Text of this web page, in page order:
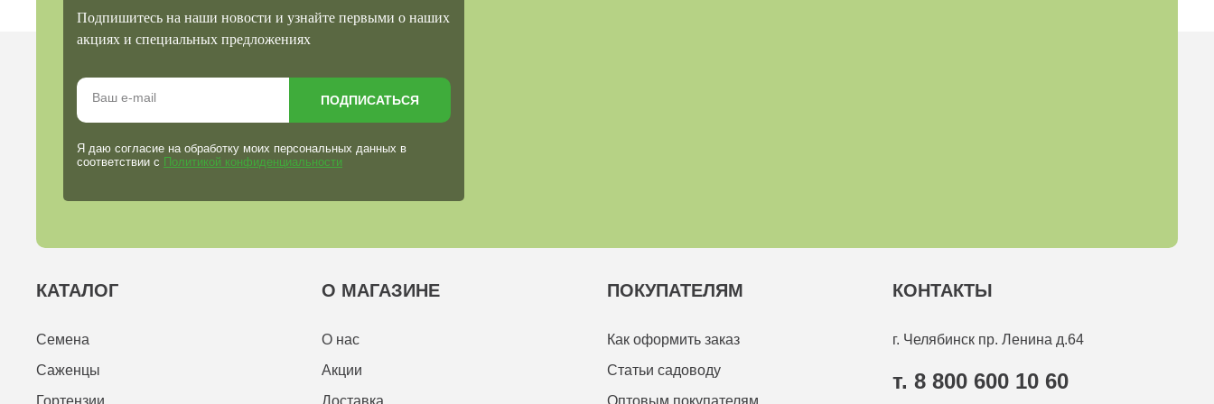
Подпишитесь на наши новости и узнайте первыми о наших
акциях и специальных предложениях
Я даю согласие на обработку моих персональных данных в
соответствии с Политикой конфиденциальности
ПОДПИСАТЬСЯ
КАТАЛОГ
Семена
Саженцы
Гортензии
О МАГАЗИНЕ
О нас
Акции
Доставка
ПОКУПАТЕЛЯМ
Как оформить заказ
Статьи садоводу
Оптовым покупателям
КОНТАКТЫ
г. Челябинск пр. Ленина д.64
т. 8 800 600 10 60